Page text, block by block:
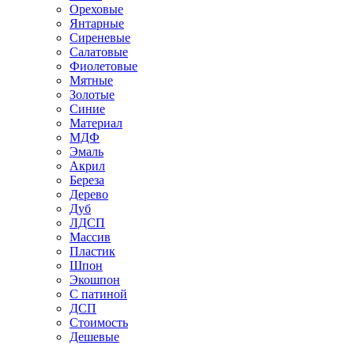
Ореховые
Янтарные
Сиреневые
Салатовые
Фиолетовые
Мятные
Золотые
Синие
Материал
МДФ
Эмаль
Акрил
Береза
Дерево
Дуб
ЛДСП
Массив
Пластик
Шпон
Экошпон
С патиной
ДСП
Стоимость
Дешевые